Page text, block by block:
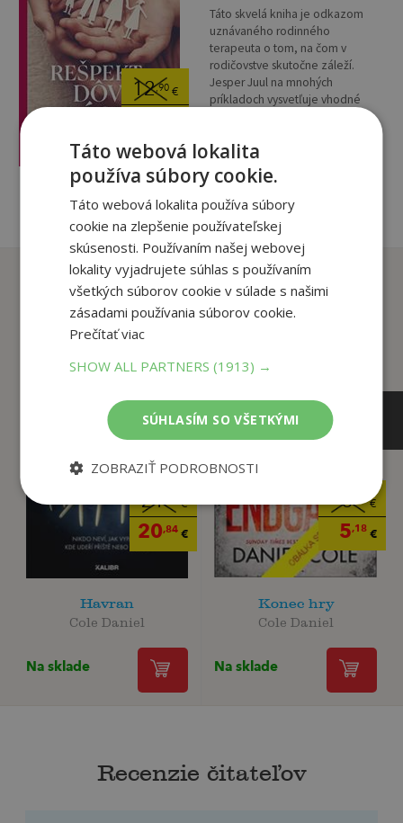
12,90 €
Táto skvelá kniha je odkazom
uznávaného rodinného
terapeuta o tom, na čom v
rodičovstve skutočne záleží.
Jesper Juul na mnohých
príkladoch vysvetľuje vhodné
pridať do košíka
Zákazníci, ktorí si kúpili
tento titul si tiež kúpili
21 €
20,84€
Havran
Cole Daniel
Na sklade
5 ,45€
5,18€
Konec hry
Cole Daniel
Na sklade
Recenzie čitateľov
Táto webová lokalita
používa súbory cookie.
Táto webová lokalita používa súbory
cookie na zlepšenie používateľskej
skúsenosti. Používaním našej webovej
lokality vyjadrujete súhlas s používaním
všetkých súborov cookie v súlade s našimi
zásadami používania súborov cookie.
Prečítať viac
SHOW ALL PARTNERS(1913) →
SÚHLASÍM SO VŠETKÝMI
ZOBRAZIŤ PODROBNOSTI